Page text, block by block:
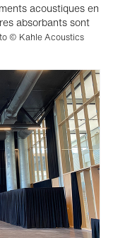
acoustiques en
absorbants sont
© Kahle Acoustics